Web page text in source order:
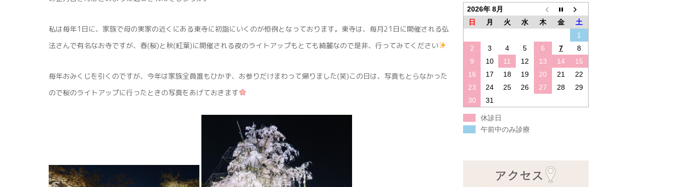
私は毎年1日に、家族で母の実家の近くにある東寺に初詣にいくのが恒例となっております。東寺は、毎月21日に開催される弘
法さんで有名なお寺ですが、春(桜)と秋(紅葉)に開催される夜のライトアップもとても綺麗なので是非、行ってみてください
毎年おみくじを引くのですが、今年は家族全員誰もひかず、お参りだけまわって帰りました(笑)この日は、写真もとらなかった
ので桜のライトアップに行ったときの写真をあげておきます
2026年 8月
日
月 火 水 木 金
土
1
2
3 4 5 6 7
8
9
10 11 12 13 14
15
16
17 18 19 20 21
22
23
24 25 26 27 28
29
30
31
休診日
午前中のみ診療